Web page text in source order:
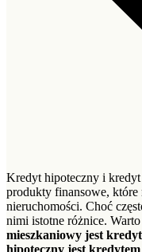
Kredyt hipoteczny i
produkty finansowe,
nieruchomości. Choć
nimi istotne różnice.
mieszkaniowy jest